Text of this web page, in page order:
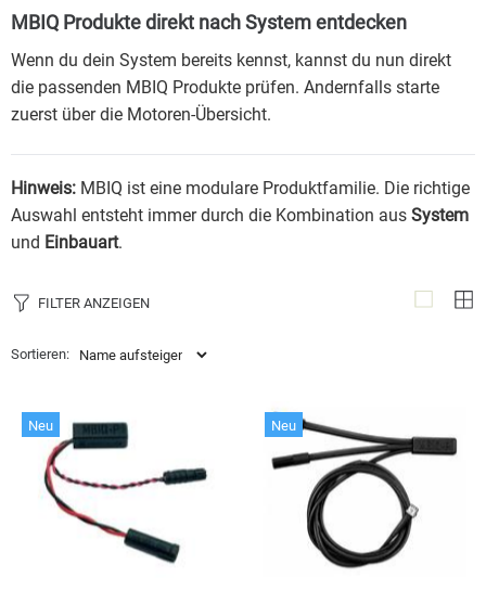
MBIQ Produkte direkt nach System entdecken
Wenn du dein System bereits kennst, kannst du nun direkt
die passenden MBIQ Produkte prüfen. Andernfalls starte
zuerst über die Motoren-Übersicht.
Hinweis: MBIQ ist eine modulare Produktfamilie. Die richtige
Auswahl entsteht immer durch die Kombination aus System
und Einbauart.
FILTER ANZEIGEN
Sortieren:
Neu Neu